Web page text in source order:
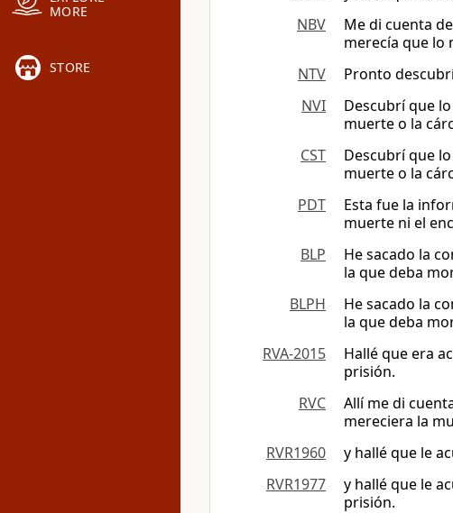
MORE
STORE
NBV
Me di cuenta
merecía que lo
NTV
Pronto
NVI
Descubrí que
muerte o la
CST
Descubrí que
muerte o la
PDT
Esta fue la
muerte ni el
BLP
He sacado la
la que deba
BLPH
He sacado la
la que deba
RVA-2015
Hallé que era
prisión.
RVC
Allí me di
mereciera la
RVR1960
y hallé que le
RVR1977
y hallé que le
prisión.